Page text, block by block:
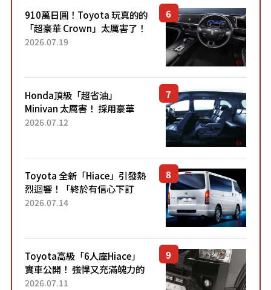
910萬日圓！Toyota 玩真的的
「超豪華 Crown」太厲害了！
採用由「匠人技藝」打造的
2026.07.19
Honda頂級「超省油」
Minivan 太厲害！ 採用豪華
「真皮座椅」與專屬「黑色內
「三...
2026.07.12
Toyota 全新「Hiace」引發熱
烈迴響！「終於有信心下訂
了！」「哪個等級交車最
車？...
2026.07.14
Toyota高級「6人座Hiace」
實車公開！ 強悍又充滿魄力的
「全黑設計」搭配特別「豪華
2026.07.11